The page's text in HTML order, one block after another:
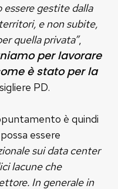
essere gestite dalla
e non subite,
quella privata”,
per lavorare
è stato per la
PD.
è quindi
essere
sui data center
lacune che
In generale in